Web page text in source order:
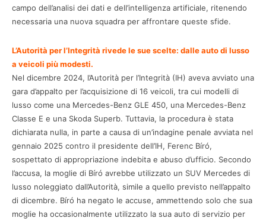
campo dell’analisi dei dati e dell’intelligenza artificiale, ritenendo
necessaria una nuova squadra per affrontare queste sfide.
L’Autorità per l’Integrità rivede le sue scelte: dalle auto di lusso
a veicoli più modesti.
Nel dicembre 2024, l’Autorità per l’Integrità (IH) aveva avviato una
gara d’appalto per l’acquisizione di 16 veicoli, tra cui modelli di
lusso come una Mercedes-Benz GLE 450, una Mercedes-Benz
Classe E e una Skoda Superb. Tuttavia, la procedura è stata
dichiarata nulla, in parte a causa di un’indagine penale avviata nel
gennaio 2025 contro il presidente dell’IH, Ferenc Bíró,
sospettato di appropriazione indebita e abuso d’ufficio. Secondo
l’accusa, la moglie di Bíró avrebbe utilizzato un SUV Mercedes di
lusso noleggiato dall’Autorità, simile a quello previsto nell’appalto
di dicembre. Bíró ha negato le accuse, ammettendo solo che sua
moglie ha occasionalmente utilizzato la sua auto di servizio per